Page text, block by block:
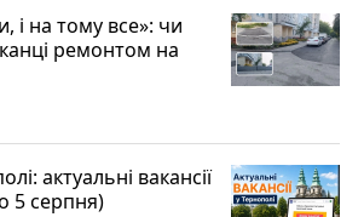
і на тому все»: чи
ремонтом на
актуальні вакансії
5 серпня)